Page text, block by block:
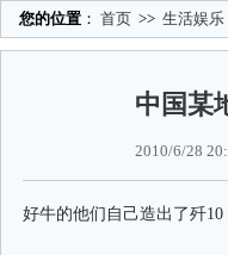
您的位置 ： 首页 >> 生活娱乐
中国某
2010/6/28
好牛的他们自己造出了歼10